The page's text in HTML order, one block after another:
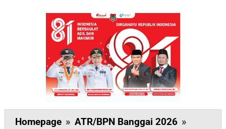
Homepage » ATR/BPN Banggai 2026 »